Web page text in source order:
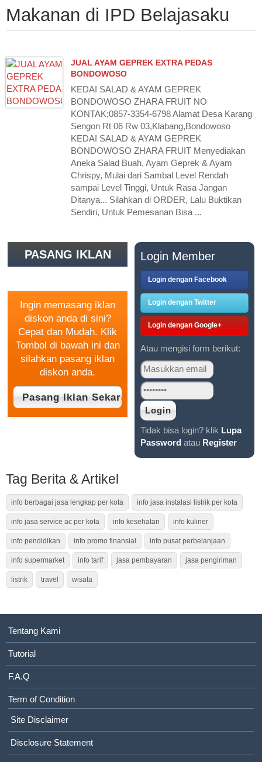
Makanan di IPD Belajasaku
JUAL AYAM GEPREK EXTRA PEDAS
BONDOWOSO
KEDAI SALAD & AYAM GEPREK
BONDOWOSO ZHARA FRUIT NO
KONTAK;0857-3354-6798 Alamat Desa Karang
Sengon Rt 06 Rw 03,Klabang,Bondowoso
KEDAI SALAD & AYAM GEPREK
BONDOWOSO ZHARA FRUIT Menyediakan
Aneka Salad Buah, Ayam Geprek & Ayam
Chrispy, Mulai dari Sambal Level Rendah
sampai Level Tinggi, Untuk Rasa Jangan
Ditanya... Silahkan di ORDER, Lalu Buktikan
Sendiri, Untuk Pemesanan Bisa ...
PASANG IKLAN
Ingin memasang iklan
diskon anda di sini?
Cepat dan Mudah. Klik
Tombol di bawah ini dan
silahkan pasang iklan
diskon anda.
Login Member
Login dengan Facebook
Login dengan Twitter
Login dengan Google+
Atau mengisi form berikut:
Tidak bisa login? klik Lupa
Password atau Register
Tag Berita & Artikel
info berbagai jasa lengkap per kota info jasa instalasi listrik per kota
info jasa service ac per kota info kesehatan info kuliner
info pendidikan info promo finansial info pusat perbelanjaan
info supermarket info tarif jasa pembayaran jasa pengiriman
listrik travel wisata
Tentang Kami
Tutorial
F.A.Q
Term of Condition
Site Disclaimer
Disclosure Statement